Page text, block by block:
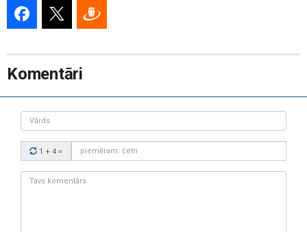
Komentāri
Vārds
Drošības
kods:
1 + 4 =
Tavs